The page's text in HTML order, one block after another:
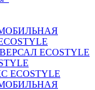
МОБИЛЬНАЯ
ECOSTYLE
ECOSTYLE
МОБИЛЬНАЯ